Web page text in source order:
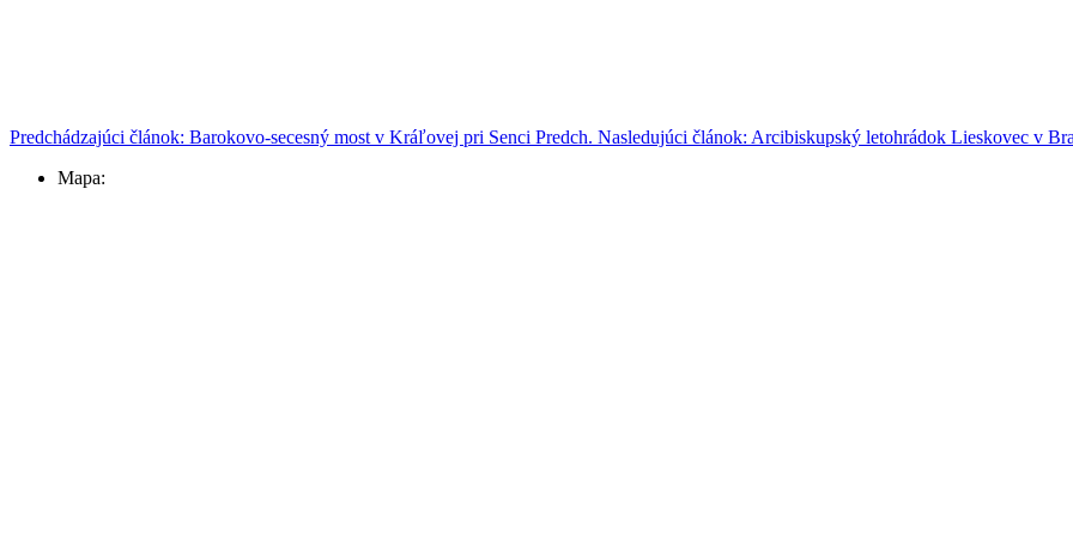
Predchádzajúci článok: Barokovo-secesný most v Kráľovej pri Senci Predch. Nasledujúci článok: Arcibiskupský letohrádok Lieskovec v
Mapa: